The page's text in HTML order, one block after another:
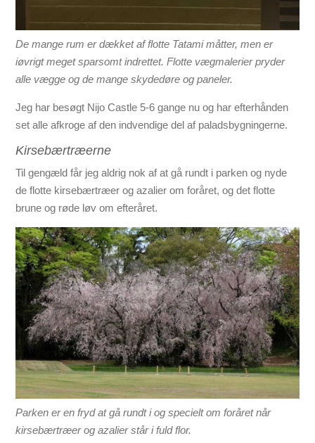
De mange rum er dækket af flotte Tatami måtter, men er
iøvrigt meget sparsomt indrettet. Flotte vægmalerier pryder
alle vægge og de mange skydedøre og paneler.
Jeg har besøgt Nijo Castle 5-6 gange nu og har efterhånden
set alle afkroge af den indvendige del af paladsbygningerne.
Kirsebærtræerne
Til gengæld får jeg aldrig nok af at gå rundt i parken og nyde
de flotte kirsebærtræer og azalier om foråret, og det flotte
brune og røde løv om efteråret.
Parken er en fryd at gå rundt i og specielt om foråret når
kirsebærtræer og azalier står i fuld flor.